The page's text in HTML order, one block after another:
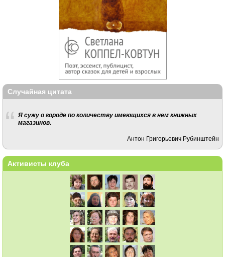
Случайная цитата
Я сужу о городе по количеству имеющихся в нем книжных
магазинов.
Антон Григорьевич Рубинштейн
Активисты клуба